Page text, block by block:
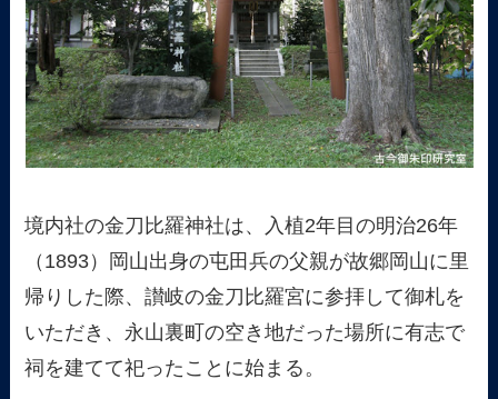
境内社の金刀比羅神社は、入植2年目の明治26年
（1893）岡山出身の屯田兵の父親が故郷岡山に里
帰りした際、讃岐の金刀比羅宮に参拝して御札を
いただき、永山裏町の空き地だった場所に有志で
祠を建てて祀ったことに始まる。